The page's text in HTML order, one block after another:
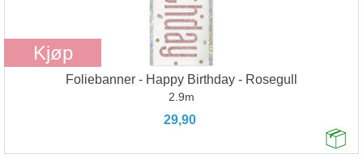
Kjøp
Foliebanner - Happy Birthday - Rosegull
2.9m
29,90